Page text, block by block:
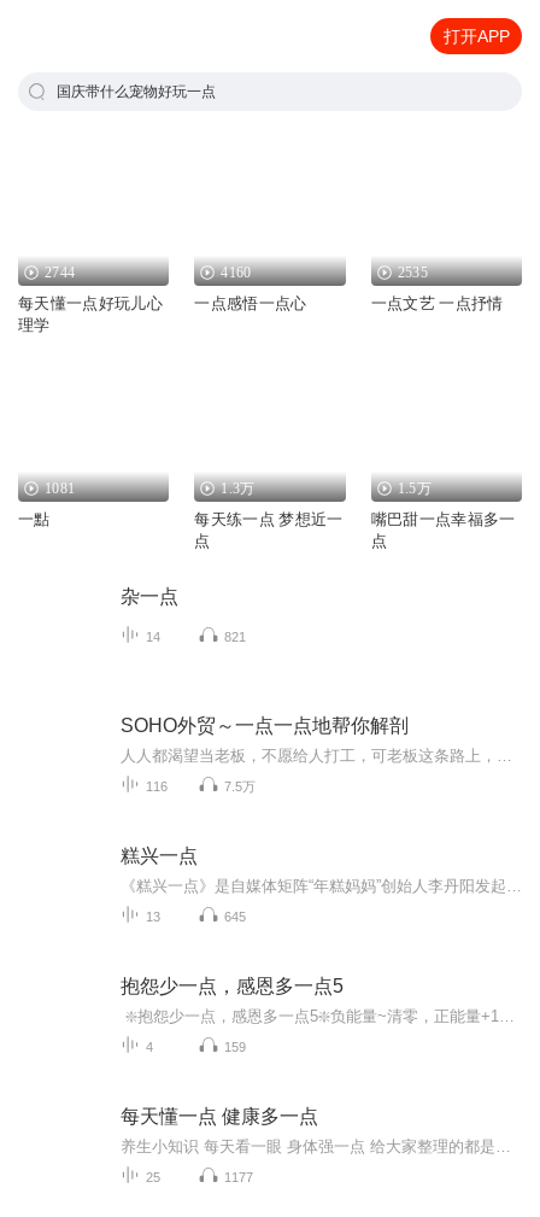
打开APP
国庆带什么宠物好玩一点
2744
每天懂一点好玩儿心
理学
4160
一点感悟一点心
2535
一点文艺 一点抒情
1081
一點
1.3万
每天练一点 梦想近一
点
1.5万
嘴巴甜一点幸福多一
点
杂一点
14 821
SOHO外贸～一点一点地帮你解剖
116 7.5万
糕兴一点
13 645
抱怨少一点，感恩多一点5
4 159
每天懂一点 健康多一点
25 1177